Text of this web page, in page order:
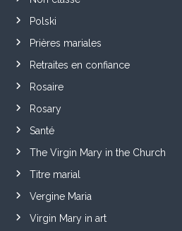
Polski
Prières mariales
Retraites en confiance
Rosaire
Rosary
Santé
The Virgin Mary in the Church
Titre marial
Vergine Maria
Virgin Mary in art